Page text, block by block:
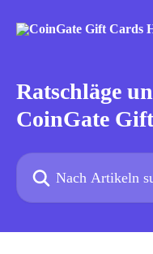
Ratschläge
CoinGate
Nach Artikeln suchen …